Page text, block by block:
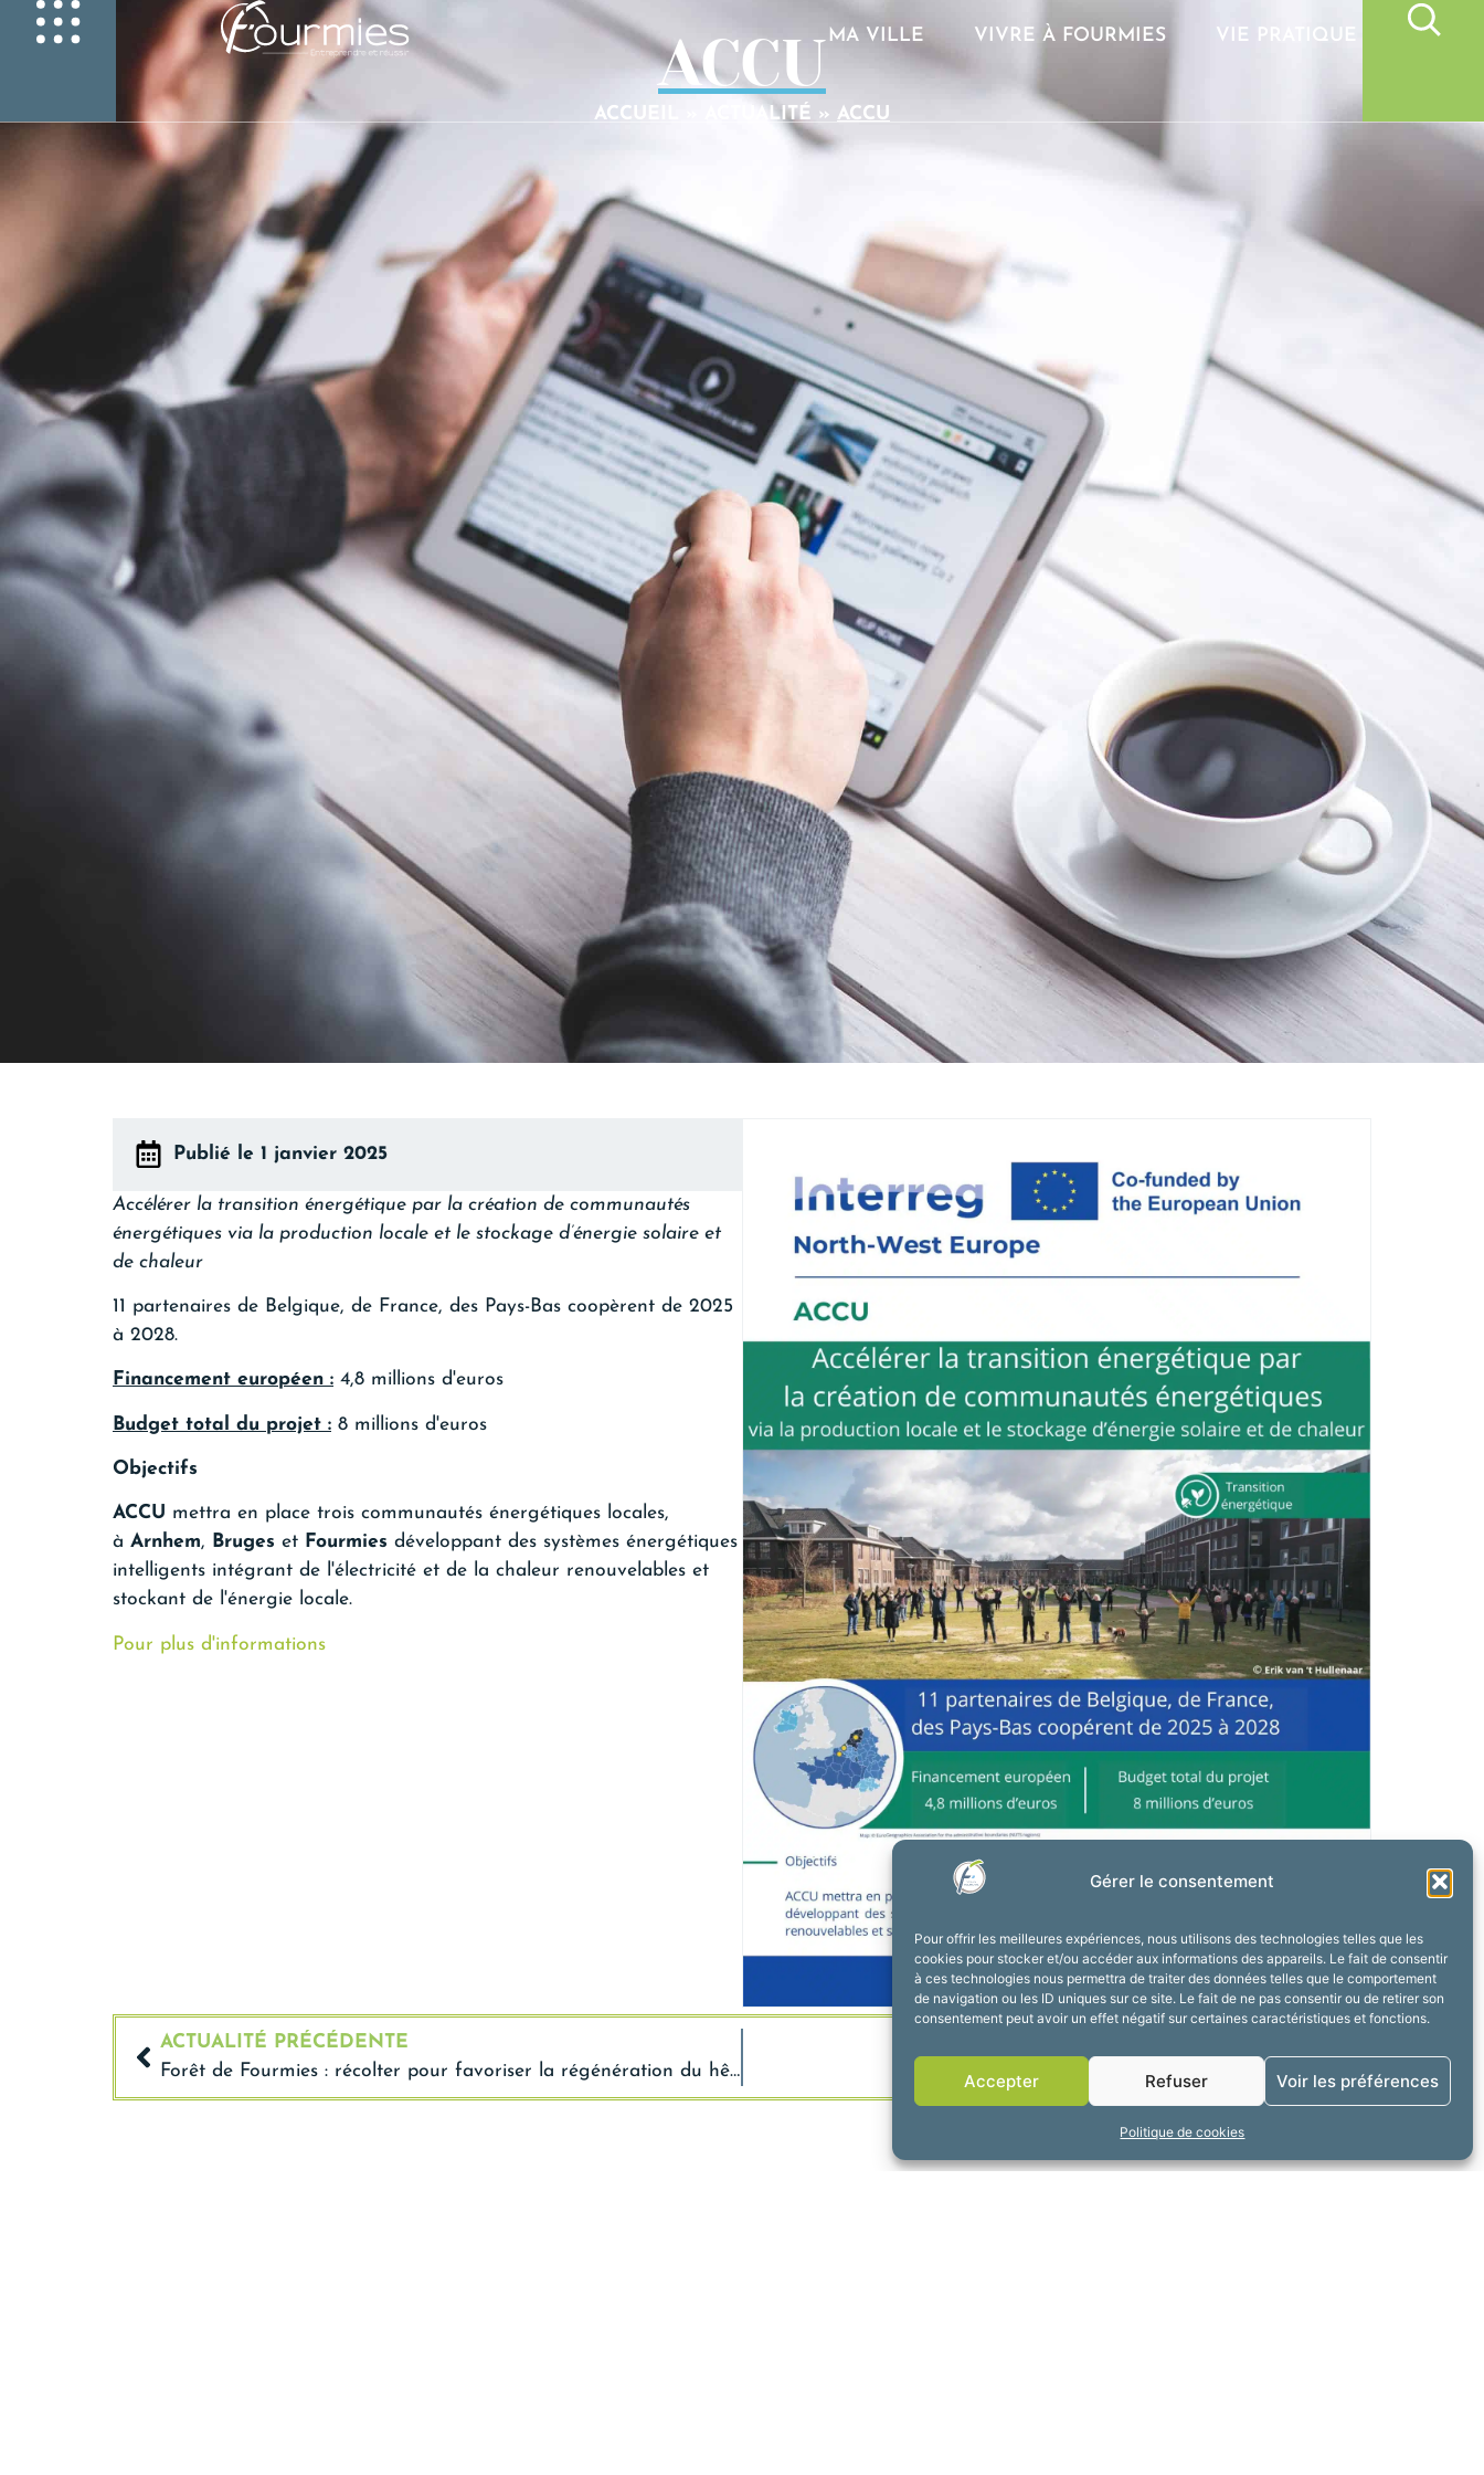
Gérer le consentement
Pour offrir les meilleures expériences, nous utilisons des technologies telles que les
cookies pour stocker et/ou accéder aux informations des appareils. Le fait de consentir
à ces technologies nous permettra de traiter des données telles que le comportement
de navigation ou les ID uniques sur ce site. Le fait de ne pas consentir ou de retirer son
consentement peut avoir un effet négatif sur certaines caractéristiques et fonctions.
Accepter Refuser Voir les préférences
Politique de cookies
MA VILLE VIVRE À FOURMIES VIE PRATIQUE
ACCU
ACCUEIL ACTUALITÉ » ACCU
Publié le 1 janvier 2025
Accélérer la transition énergétique par la création de communautés
énergétiques via la production locale et le stockage d’énergie solaire et
de chaleur
11 partenaires de Belgique, de France, des Pays-Bas coopèrent de 2025
à 2028.
Financement européen : 4,8 millions d'euros
Budget total du projet : 8 millions d'euros
Objectifs
ACCU mettra en place trois communautés énergétiques locales,
à Arnhem, Bruges et Fourmies développant des systèmes énergétiques
intelligents intégrant de l'électricité et de la chaleur renouvelables et
stockant de l'énergie locale.
Pour plus d'informations
ACTUALITÉ PRÉCÉDENTE
Forêt de Fourmies : récolter pour favoriser la régénération du hêtre
Naturally local